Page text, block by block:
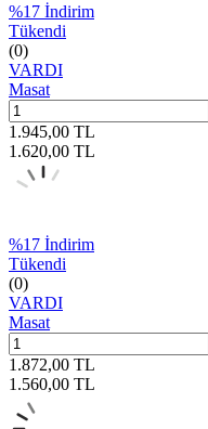
%17 İndirim
Tükendi
(0)
VARDI
Masat
1.945,00 TL
1.620,00 TL
%17 İndirim
Tükendi
(0)
VARDI
Masat
1.872,00 TL
1.560,00 TL